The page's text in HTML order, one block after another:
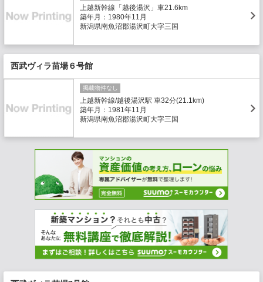
上越新幹線「越後湯沢」車21.6km
築年月：1980年11月
新潟県南魚沼郡湯沢町大字三国
西武ヴィラ苗場６号館
掲載物件なし
上越新幹線/越後湯沢駅 車32分(21.1km)
築年月：1981年11月
新潟県南魚沼郡湯沢町大字三国